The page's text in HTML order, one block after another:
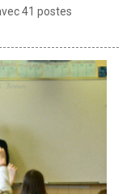
41 postes